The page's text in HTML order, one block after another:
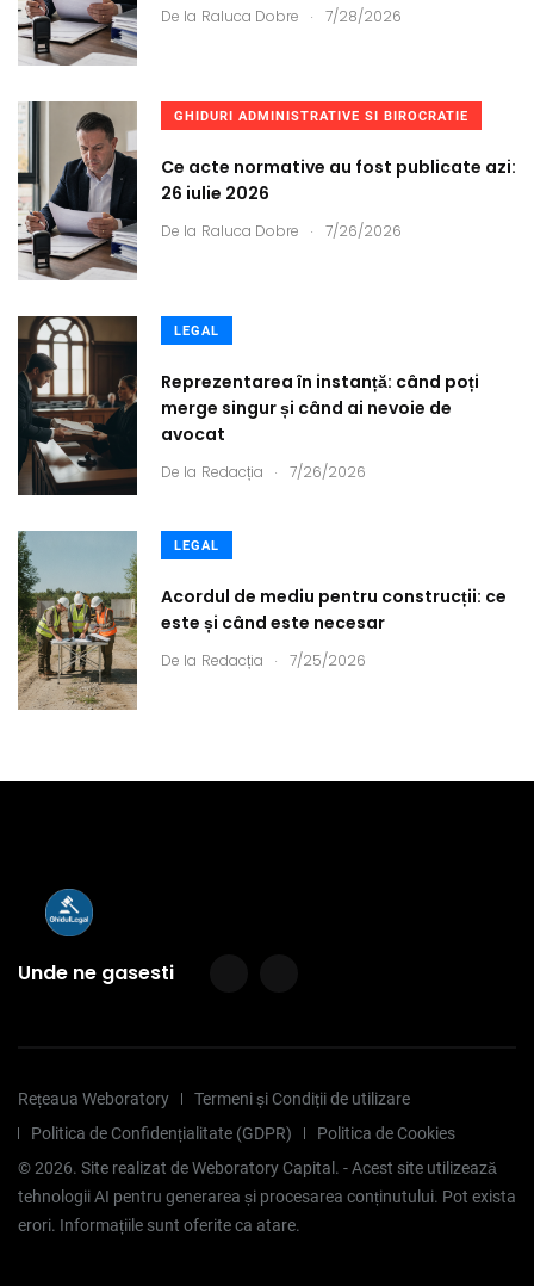
De la Raluca Dobre . 7/28/2026
GHIDURI ADMINISTRATIVE SI BIROCRATIE
Ce acte normative au fost publicate azi:
26 iulie 2026
De la Raluca Dobre . 7/26/2026
LEGAL
Reprezentarea în instanță: când poți
merge singur și când ai nevoie de
avocat
De la Redacția . 7/26/2026
LEGAL
Acordul de mediu pentru construcții: ce
este și când este necesar
De la Redacția . 7/25/2026
Unde ne gasesti
Rețeaua Weboratory
Termeni și Condiții de utilizare
Politica de Confidențialitate (GDPR)
Politica de Cookies
©2026. Site realizat de Weboratory Capital. - Acest site utilizează
tehnologii AI pentru generarea și procesarea conținutului. Pot exista
erori. Informațiile sunt oferite ca atare.